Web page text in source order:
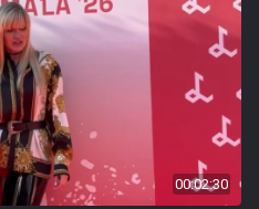
00:02:30